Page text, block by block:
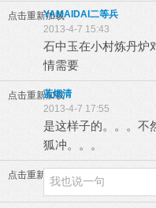
点击重新加载YAMAIDAI二等兵
2013-4-7 15:43
石中玉在小村炼丹炉
情需要
点击重新加载
蓝烟清
2013-4-7 17:55
是这样子的。。。不
狐冲。。。
点击重新加载